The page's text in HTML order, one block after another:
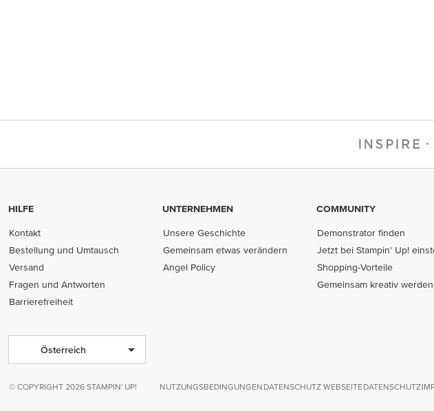
HILFE
Kontakt
Bestellung und Umtausch
Versand
Fragen und Antworten
Barrierefreiheit
UNTERNEHMEN
Unsere Geschichte
Gemeinsam etwas verändern
Angel Policy
COMMUNITY
Demonstrator finden
Jetzt bei Stampin' Up!
Shopping-Vorteile
Gemeinsam kreativ werden
Österreich
© COPYRIGHT 2026 STAMPIN' UP! NUTZUNGSBEDINGUNGEN DATENSCHUTZ WEBSEITE DATENSCHUTZ